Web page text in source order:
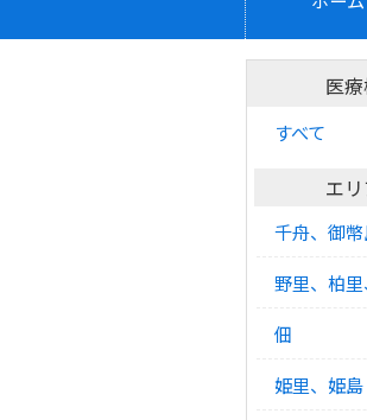
医
すべて
エ
千舟、御
野里、柏
佃
姫里、姫島